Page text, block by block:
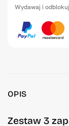
Wydawaj i
OPIS
Zestaw 3